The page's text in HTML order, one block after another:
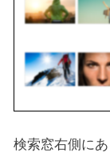
検索窓右側に